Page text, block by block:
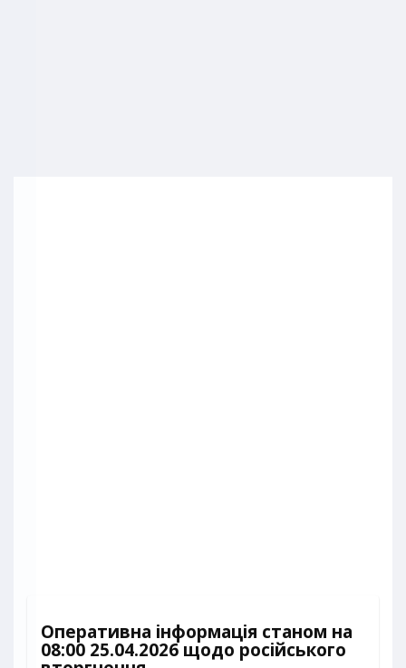
Оперативна інформація станом на
08:00 25.04.2026 щодо російського